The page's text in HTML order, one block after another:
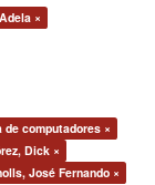
×
computadores ×
Dick ×
José Fernando ×